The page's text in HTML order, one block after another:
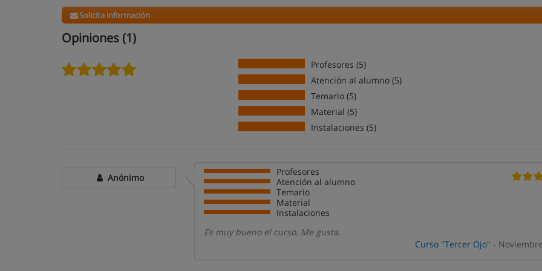
Solicita información
Opiniones (1)
Profesores (5)
Atención al alumno (5)
Temario (5)
Material (5)
Instalaciones (5)
Anónimo
Profesores
Atención al alumno
Temario
Material
Instalaciones
Es muy bueno el curso. Me gusta.
Curso "Tercer Ojo" -